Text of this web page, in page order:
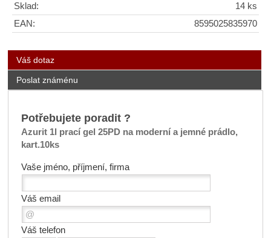
Sklad:
14 ks
EAN:
8595025835970
Váš dotaz
Poslat známénu
Potřebujete poradit ?
Azurit 1l prací gel 25PD na moderní a jemné prádlo,
kart.10ks
Vaše jméno, příjmení, firma
Váš email
Váš telefon